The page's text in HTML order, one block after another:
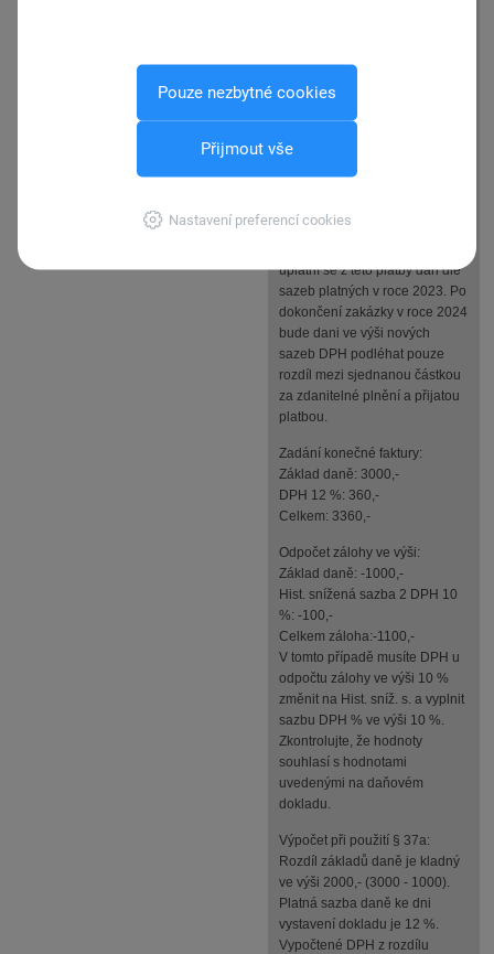
Pouze nezbytné cookies
Přijmout vše
Nastavení preferencí cookies
daně, DPH 10 % 100,- a
celkem 1100,-. Daňový doklad
výši v roce 2023.
Konečná faktura vystavená v
roce 2024 je ve výši 3000 ,-
Pokud dojde k situaci, že
uplatní se z této platby daň dle
sazeb platných v roce 2023. Po
dokončení zakázky v roce 2024
bude dani ve výši nových
sazeb DPH podléhat pouze
rozdíl mezi sjednanou částkou
za zdanitelné plnění a přijatou
platbou.
Zadání konečné faktury:
Základ daně: 3000,-
DPH 12 %: 360,-
Celkem: 3360,-
Odpočet zálohy ve výši:
Základ daně: -1000,-
Hist. snížená sazba 2 DPH 10
%: -100,-
Celkem záloha:-1100,-
V tomto případě musíte DPH u
odpočtu zálohy ve výši 10 %
změnit na Hist. sníž. s. a vyplnit
sazbu DPH % ve výši 10 %.
Zkontrolujte, že hodnoty
souhlasí s hodnotami
uvedenými na daňovém
dokladu.
Výpočet při použití § 37a:
Rozdíl základů daně je kladný
ve výši 2000,- (3000 - 1000).
Platná sazba daně ke dni
vystavení dokladu je 12 %.
Vypočtené DPH z rozdílu